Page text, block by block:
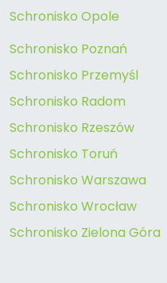
Schronisko Opole
Schronisko Poznań
Schronisko Przemyśl
Schronisko Radom
Schronisko Rzeszów
Schronisko Toruń
Schronisko Warszawa
Schronisko Wrocław
Schronisko Zielona Góra